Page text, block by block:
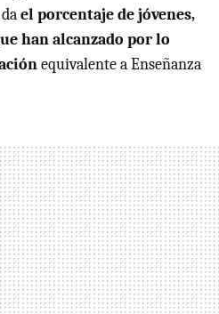
el porcentaje de jóvenes,
han alcanzado por lo
equivalente a Enseñanza